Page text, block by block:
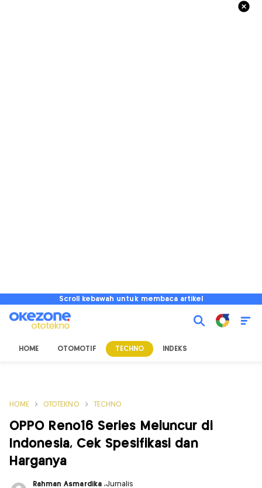
Scroll kebawah untuk membaca artikel
HOME OTOMOTIF TECHNO INDEKS
HOME OTOTEKNO TECHNO
OPPO Reno16 Series Meluncur di
Indonesia, Cek Spesifikasi dan
Harganya
Rahman Asmardika ,Jurnalis